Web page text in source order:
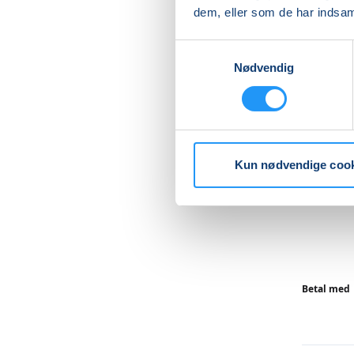
dem, eller som de har
Nødvendig
Kun nødvendige
imellem
mens
Du kan
Læs
Betal med